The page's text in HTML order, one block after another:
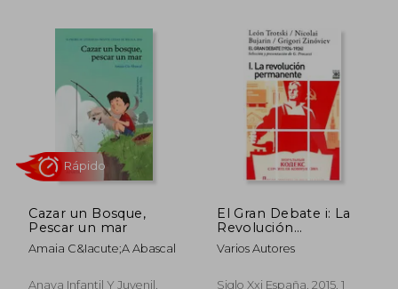
5%
dcto.
5%
dcto.
Cazar un Bosque,
Pescar un mar
Amaia C&Iacute;A Abascal
Anaya Infantil Y Juvenil,
El Gran Debate i: La
Revolución
Permanente (Siglo
xxi de España
Varios Autores
Siglo Xxi España, 2015, 1